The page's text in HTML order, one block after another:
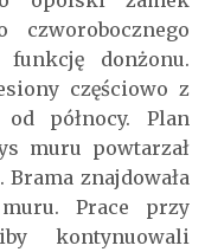
czworobocznego
donżonu.
częściowo z
północy. Plan
muru powtarzał
znajdowała
Prace przy
kontynuowali